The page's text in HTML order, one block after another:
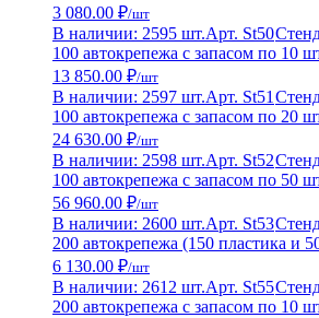
3 080.00 ₽/шт
В наличии: 2595 шт.Арт. St50
100 автокрепежа с запасом по 10
13 850.00 ₽/шт
В наличии: 2597 шт.Арт. St51
100 автокрепежа с запасом по 20
24 630.00 ₽/шт
В наличии: 2598 шт.Арт. St52
100 автокрепежа с запасом по 50
56 960.00 ₽/шт
В наличии: 2600 шт.Арт. St53
200 автокрепежа (150 пластика и
6 130.00 ₽/шт
В наличии: 2612 шт.Арт. St55
200 автокрепежа с запасом по 10